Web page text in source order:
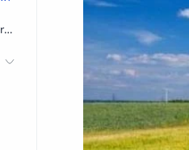
prenota una visita o un servizio di agenzia